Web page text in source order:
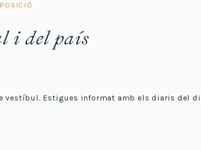
i del país
vestíbul. Estigues informat amb els diaris del